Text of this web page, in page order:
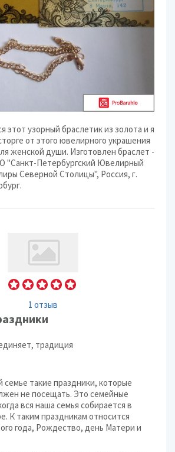
этот узорный браслетик из золота и я
от этого ювелирного украшения
женской души. Изготовлен браслет -
"Санкт-Петербургский Ювелирный
Северной Столицы", Россия, г.
1 отзыв
традиция
семье такие праздники, которые
не посещать. Это семейные
вся наша семья собирается в
К таким праздникам относится
года, Рождество, день Матери и